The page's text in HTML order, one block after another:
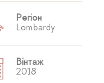
Регіон
Lombardy
Вінтаж
2018